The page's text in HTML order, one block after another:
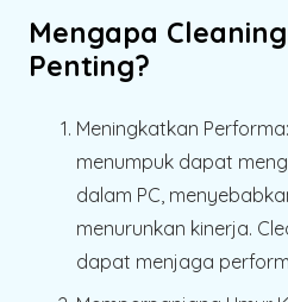
Mengapa
Penting?
Meningkatkan Performa:
menumpuk dapat
dalam PC,
menurunkan kinerja.
dapat menjaga